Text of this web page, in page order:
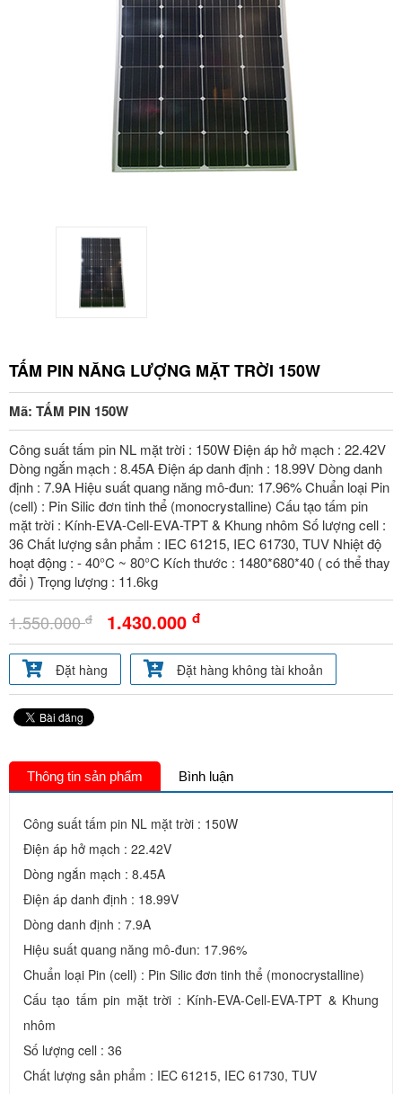
TẤM PIN NĂNG LƯỢNG MẶT TRỜI 150W
Mã: TẤM PIN 150W
Công suất tấm pin NL mặt trời : 150W Điện áp hở mạch : 22.42V
Dòng ngắn mạch : 8.45A Điện áp danh định : 18.99V Dòng danh
định : 7.9A Hiệu suất quang năng mô-đun: 17.96% Chuẩn loại Pin
(cell) : Pin Silic đơn tinh thể (monocrystalline) Cấu tạo tấm pin
mặt trời : Kính-EVA-Cell-EVA-TPT & Khung nhôm Số lượng cell :
36 Chất lượng sản phẩm : IEC 61215, IEC 61730, TUV Nhiệt độ
hoạt động : - 40°C ~ 80°C Kích thước : 1480*680*40 ( có thể thay
đổi ) Trọng lượng : 11.6kg
1.550.000đ 1.430.000 đ
Đặt hàng Đặt hàng không tài khoản
Thông tin sản phẩm Bình luận
Công suất tấm pin NL mặt trời : 150W
Điện áp hở mạch : 22.42V
Dòng ngắn mạch : 8.45A
Điện áp danh định : 18.99V
Dòng danh định : 7.9A
Hiệu suất quang năng mô-đun: 17.96%
Chuẩn loại Pin (cell) : Pin Silic đơn tinh thể (monocrystalline)
Cấu tạo tấm pin mặt trời : Kính-EVA-Cell-EVA-TPT & Khung
nhôm
Số lượng cell : 36
Chất lượng sản phẩm : IEC 61215, IEC 61730, TUV